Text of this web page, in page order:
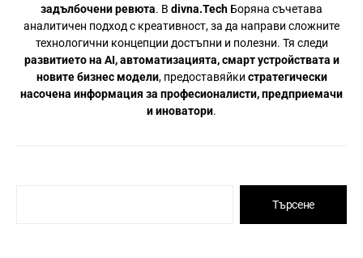
задълбочени ревюта. В divna.Tech Боряна съчетава
аналитичен подход с креативност, за да направи сложните
технологични концепции достъпни и полезни. Тя следи
развитието на AI, автоматизацията, смарт устройствата и
новите бизнес модели, предоставяйки стратегически
насочена информация за професионалисти, предприемачи
и иноватори.
Търсене